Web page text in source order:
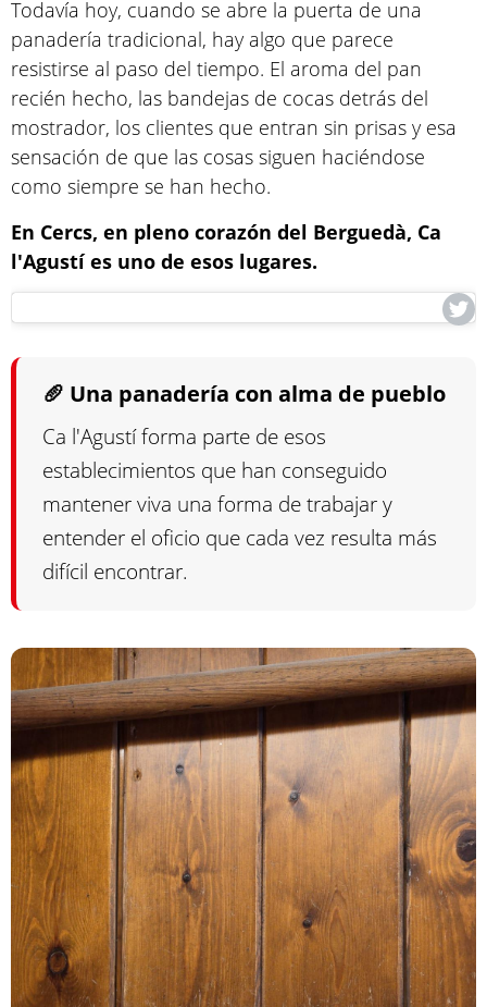
Todavía hoy, cuando se abre la puerta de una
panadería tradicional, hay algo que parece
resistirse al paso del tiempo. El aroma del pan
recién hecho, las bandejas de cocas detrás del
mostrador, los clientes que entran sin prisas y esa
sensación de que las cosas siguen haciéndose
como siempre se han hecho.
En Cercs, en pleno corazón del Berguedà, Ca
l'Agustí es uno de esos lugares.
🥖 Una panadería con alma de pueblo
Ca l'Agustí forma parte de esos
establecimientos que han conseguido
mantener viva una forma de trabajar y
entender el oficio que cada vez resulta más
difícil encontrar.